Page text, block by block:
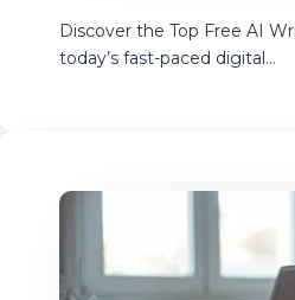
Discover the Top Free AI
today’s fast-paced digital…